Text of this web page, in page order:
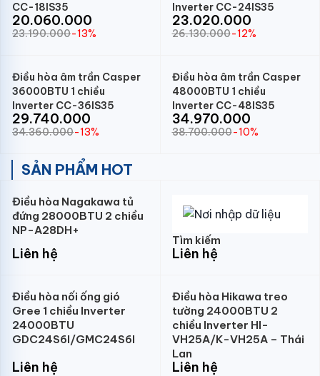
CC-18IS35
20.060.000
23.190.000-13%
Inverter CC-24IS35
23.020.000
26.130.000-12%
Điều hòa âm trần Casper
36000BTU 1 chiều
Inverter CC-36IS35
29.740.000
34.360.000-13%
Điều hòa âm trần Casper
48000BTU 1 chiều
Inverter CC-48IS35
34.970.000
38.700.000-10%
SẢN PHẨM HOT
Điều hòa Nagakawa tủ
đứng 28000BTU 2 chiều
NP-A28DH+
Liên hệ
Tìm kiếm
Liên hệ
Điều hòa nối ống gió
Gree 1 chiều Inverter
24000BTU
GDC24S6I/GMC24S6I
Liên hệ
Điều hòa Hikawa treo
tường 24000BTU 2
chiều Inverter HI-
VH25A/K-VH25A – Thái
Lan
Liên hệ